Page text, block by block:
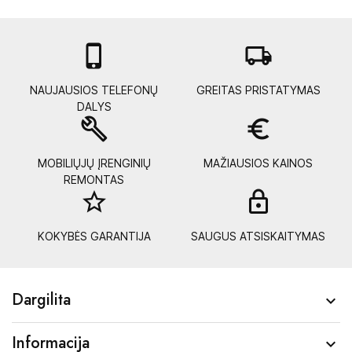

NAUJAUSIOS TELEFONŲ
DALYS
local_shipping
GREITAS PRISTATYMAS
build
MOBILIŲJŲ ĮRENGINIŲ
REMONTAS
euro_symbol
MAŽIAUSIOS KAINOS
star_border
KOKYBĖS GARANTIJA SAUGUS ATSISKAITYMAS
Dargilita 
Informacija 